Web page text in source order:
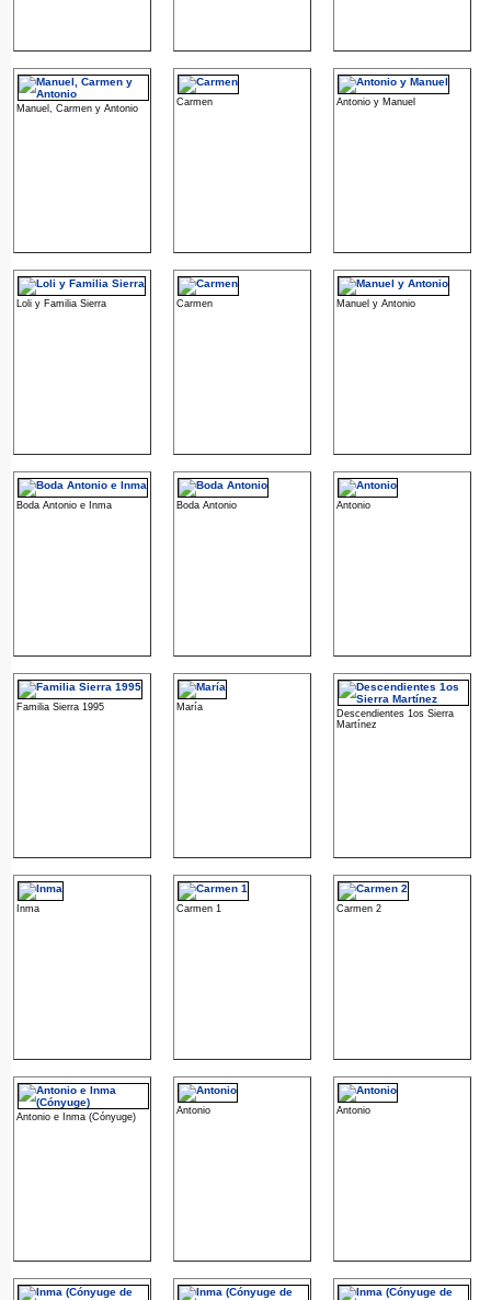
Manuel, Carmen y Antonio
Carmen Antonio y Manuel
Loli y Familia Sierra Carmen Manuel y Antonio
Boda Antonio e Inma Boda Antonio Antonio
Familia Sierra 1995 María
Descendientes 1os Sierra
Martínez
Inma Carmen 1 Carmen 2
Antonio e Inma (Cónyuge)
Antonio Antonio